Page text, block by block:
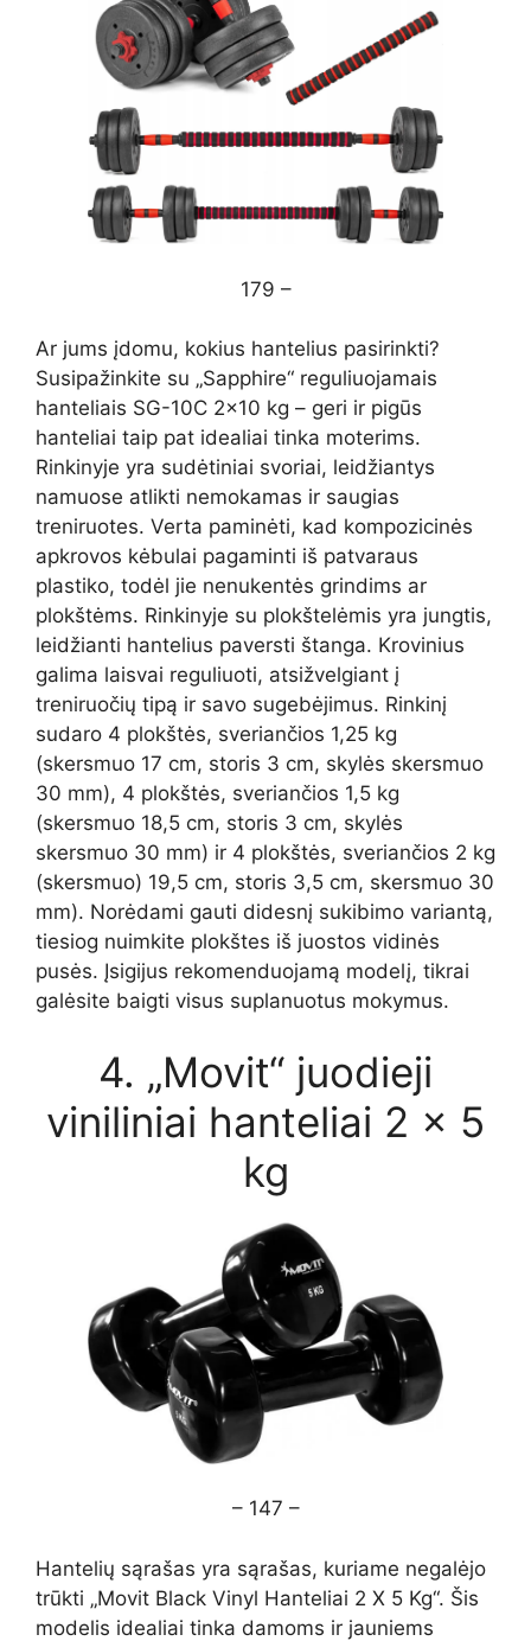
179 –
Ar jums įdomu, kokius hantelius pasirinkti?
Susipažinkite su „Sapphire“ reguliuojamais
hanteliais SG-10C 2×10 kg – geri ir pigūs
hanteliai taip pat idealiai tinka moterims.
Rinkinyje yra sudėtiniai svoriai, leidžiantys
namuose atlikti nemokamas ir saugias
treniruotes. Verta paminėti, kad kompozicinės
apkrovos kėbulai pagaminti iš patvaraus
plastiko, todėl jie nenukentės grindims ar
plokštėms. Rinkinyje su plokštelėmis yra jungtis,
leidžianti hantelius paversti štanga. Krovinius
galima laisvai reguliuoti, atsižvelgiant į
treniruočių tipą ir savo sugebėjimus. Rinkinį
sudaro 4 plokštės, sveriančios 1,25 kg
(skersmuo 17 cm, storis 3 cm, skylės skersmuo
30 mm), 4 plokštės, sveriančios 1,5 kg
(skersmuo 18,5 cm, storis 3 cm, skylės
skersmuo 30 mm) ir 4 plokštės, sveriančios 2 kg
(skersmuo) 19,5 cm, storis 3,5 cm, skersmuo 30
mm). Norėdami gauti didesnį sukibimo variantą,
tiesiog nuimkite plokštes iš juostos vidinės
pusės. Įsigijus rekomenduojamą modelį, tikrai
galėsite baigti visus suplanuotus mokymus.
4. „Movit“ juodieji
viniliniai hanteliai 2 x 5
kg
– 147 –
Hantelių sąrašas yra sąrašas, kuriame negalėjo
trūkti „Movit Black Vinyl Hanteliai 2 X 5 Kg“. Šis
modelis idealiai tinka damoms ir jauniems